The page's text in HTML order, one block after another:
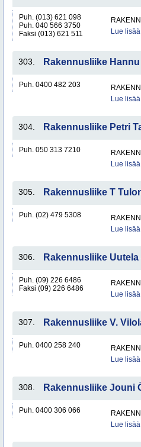
Puh. (013) 621 098
Puh. 040 566 3750
Faksi (013) 621 511
Lue
303. Rakennusliike
Puh. 0400 482 203
Lue
304. Rakennusliike Petri
Puh. 050 313 7210
Lue
305. Rakennusliike T
Puh. (02) 479 5308
Lue
306. Rakennusliike
Puh. (09) 226 6486
Faksi (09) 226 6486
Lue
307. Rakennusliike V.
Puh. 0400 258 240
Lue
308. Rakennusliike Jouni
Puh. 0400 306 066
Lue